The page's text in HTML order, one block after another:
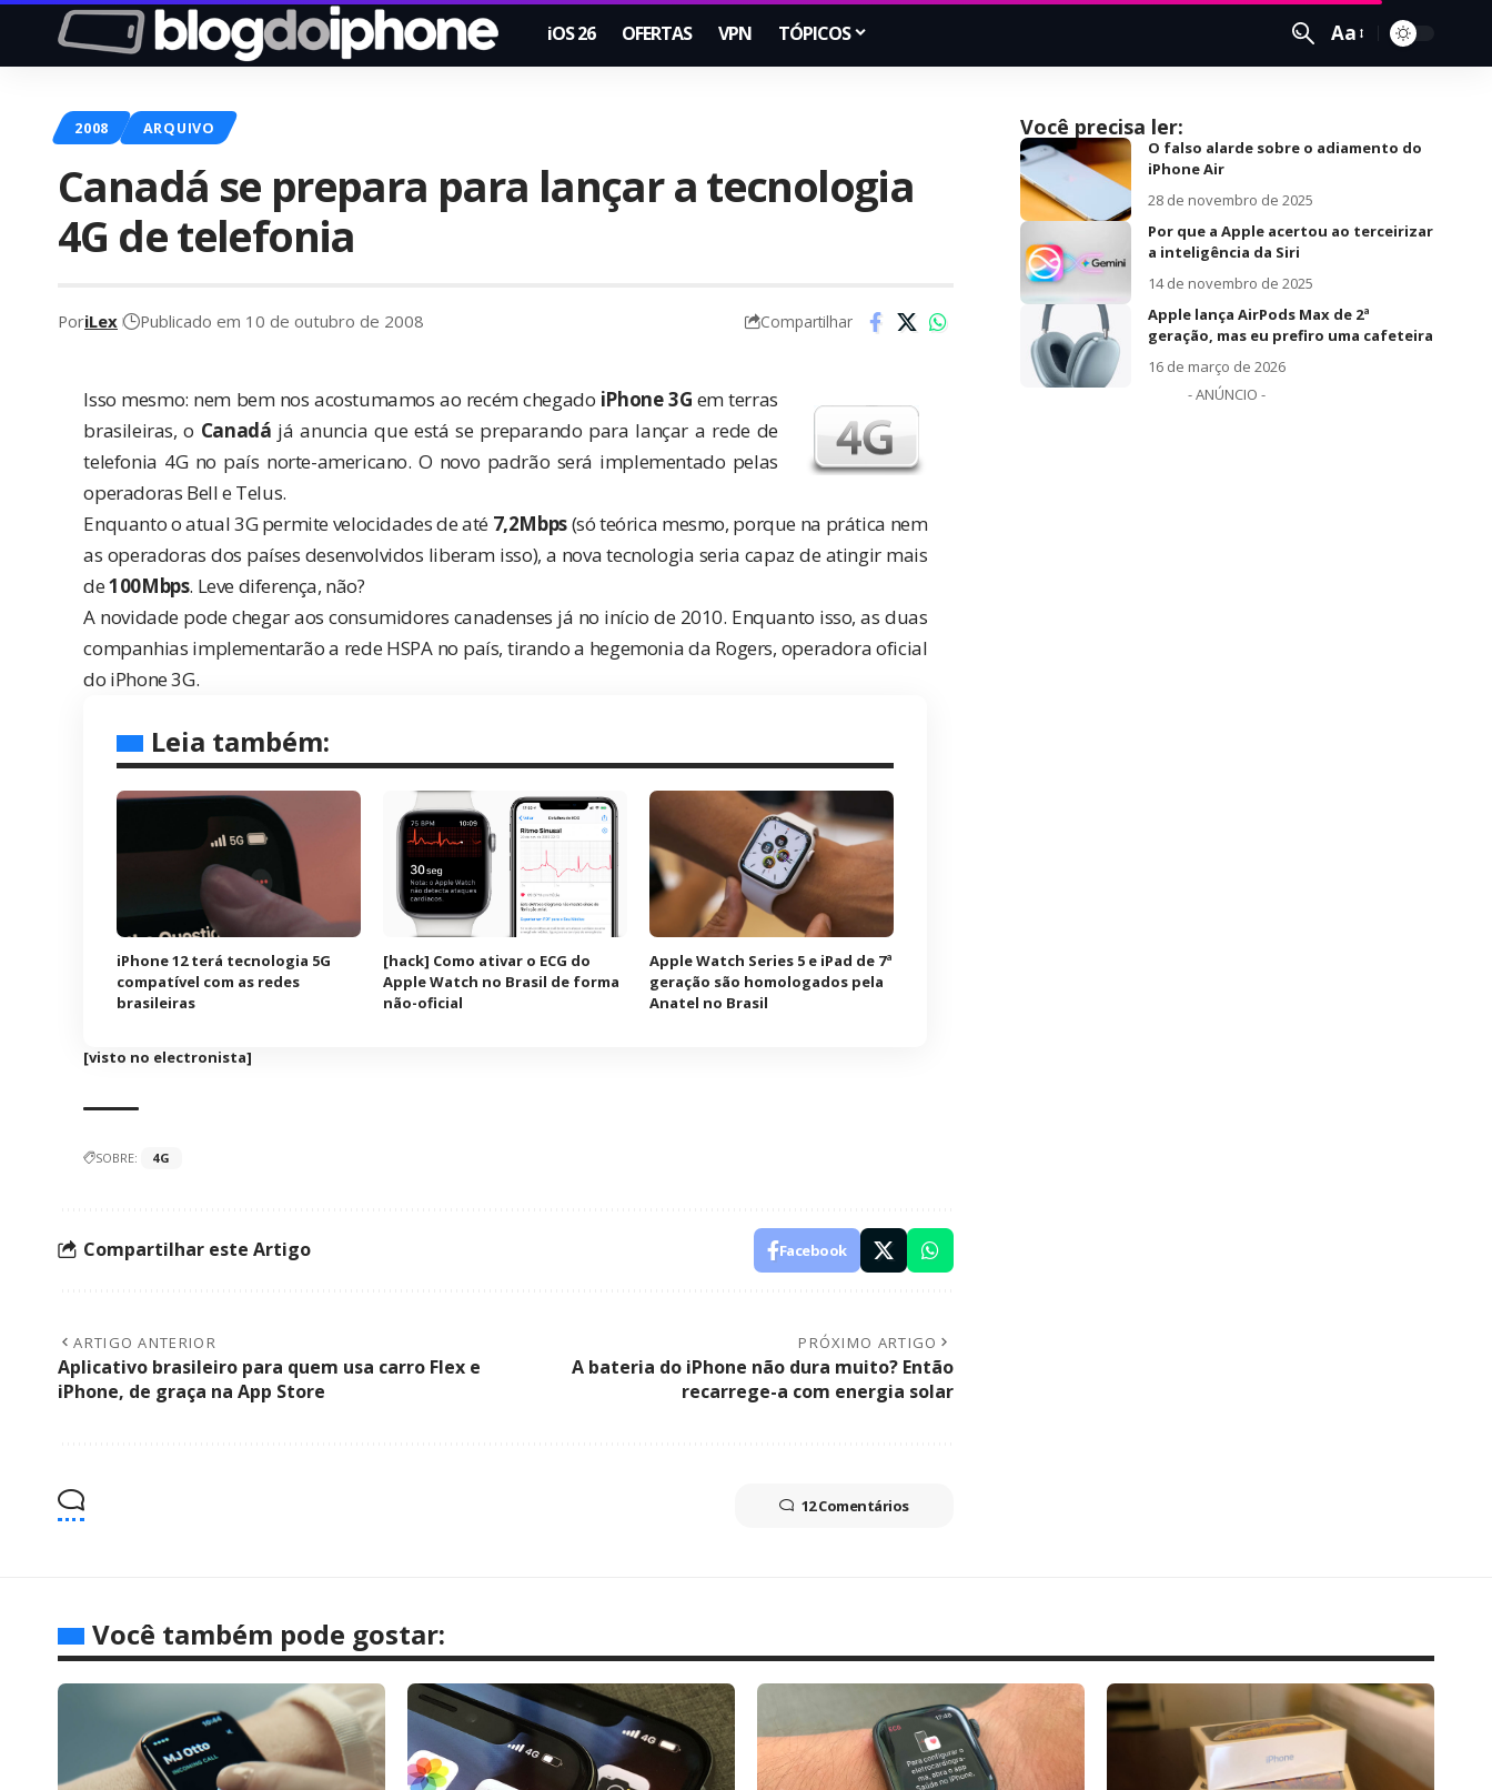
iOS 26 OFERTAS VPN TÓPICOS Aa
2008 ARQUIVO
Canadá se prepara para lançar a tecnologia
4G de telefonia
PoriLex Publicado em 10 de outubro de 2008 Compartilhar
Isso mesmo: nem bem nos acostumamos ao recém chegado iPhone 3G em terras
brasileiras, o Canadá já anuncia que está se preparando para lançar a rede de
telefonia 4G no país norte-americano. O novo padrão será implementado pelas
operadoras Belle Telus.
Enquanto o atual 3G permite velocidades de até 7,2Mbps(só teórica mesmo, porque na prática nem
as operadoras dos países desenvolvidos liberam isso), a nova tecnologia seria capaz de atingir mais
de100Mbps. Leve diferença, não?
A novidade pode chegar aos consumidores canadenses já no início de 2010. Enquanto isso, as duas
companhias implementarão a rede HSPA no país, tirando a hegemonia da Rogers, operadora oficial
do iPhone 3G.
Leia também:
iPhone 12 terá tecnologia 5G
compatível com as redes
brasileiras
[hack] Como ativar o ECG do
Apple Watch no Brasil de forma
não-oficial
Apple Watch Series 5 e iPad de 7ª
geração são homologados pela
Anatel no Brasil
[visto no electronista]
SOBRE: 4G
Compartilhar este Artigo Facebook
ARTIGO ANTERIOR
Aplicativo brasileiro para quem usa carro Flex e
iPhone, de graça na App Store
PRÓXIMO ARTIGO
A bateria do iPhone não dura muito? Então
recarrege-a com energia solar
12 Comentários
Você precisa ler:
O falso alarde sobre o adiamento do
iPhone Air
28 de novembro de 2025
Por que a Apple acertou ao terceirizar
a inteligência da Siri
14 de novembro de 2025
Apple lança AirPods Max de 2ª
geração, mas eu prefiro uma cafeteira
16 de março de 2026
- ANÚNCIO -
Você também pode gostar: